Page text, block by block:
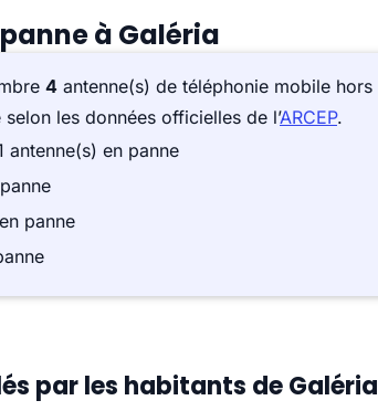
à Galéria
4 antenne(s) de téléphonie mobile hors
les données officielles de l’ARCEP.
antenne(s) en panne
panne
par les habitants de Galéria